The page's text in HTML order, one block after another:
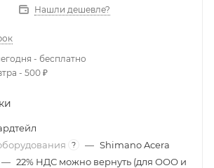
Нашли дешевле?
- бесплатно
- 500 ₽
? — Shimano Acera
— 22% НДС можно вернуть (для ООО и